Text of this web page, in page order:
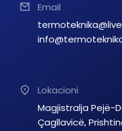
Email
Lokacioni
Magjistralja Pejë-
Çagllavicë,